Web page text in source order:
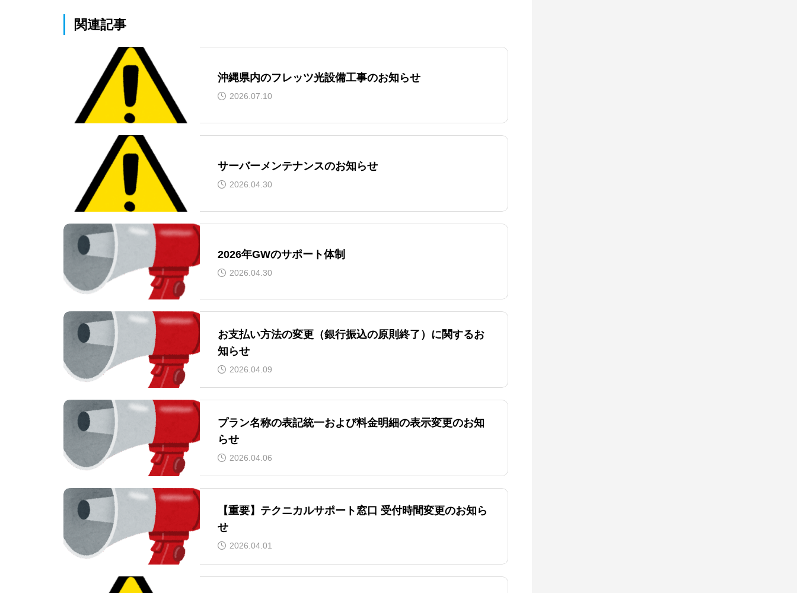
関連記事
沖縄県内のフレッツ光設備工事のお知らせ
2026.07.10
サーバーメンテナンスのお知らせ
2026.04.30
2026年GWのサポート体制
2026.04.30
お支払い方法の変更（銀行振込の原則終了）に関するお
知らせ
2026.04.09
プラン名称の表記統一および料金明細の表示変更のお知
らせ
2026.04.06
【重要】テクニカルサポート窓口 受付時間変更のお知ら
せ
2026.04.01